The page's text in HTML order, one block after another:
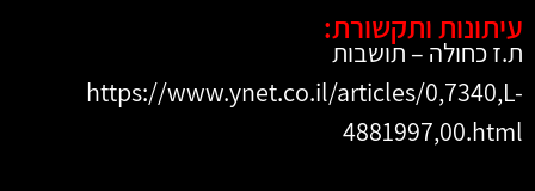
עיתונות ותקשורת:
ת.ז כחולה – תושבות
https://www.ynet.co.il/articles/0,7340,L-
4881997,00.html